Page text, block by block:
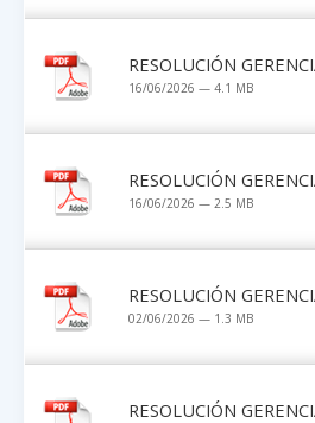
RESOLUCIÓN
16/06/2026 — 4.1 MB
RESOLUCIÓN
16/06/2026 — 2.5 MB
RESOLUCIÓN
02/06/2026 — 1.3 MB
RESOLUCIÓN